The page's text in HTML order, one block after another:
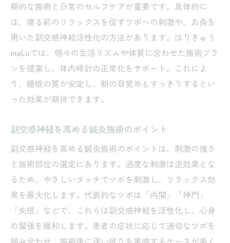
期的な施術と日常のセルフケアが重要です。具体的に
は、寝る前のリラックスを促すツボへの刺激や、お灸を
用いた副交感神経活性化の方法があります。はりきゅう
maLuでは、個々の生活リズムや体質に合わせた施術プラ
ンを提案し、体内時計の正常化をサポート。これによ
り、睡眠の質が安定し、朝の目覚めもすっきりするとい
った効果が期待できます。
副交感神経を高める鍼灸施術のポイント
副交感神経を高める鍼灸施術のポイントは、刺激の強さ
と施術部位の選定にあります。過度な刺激は逆効果とな
るため、やさしいタッチでツボを刺激し、リラックス効
果を最大化します。代表的なツボは「内関」「神門」
「失眠」などで、これらは副交感神経を活性化し、心身
の緊張を緩和します。患者の症状に応じて適切なツボを